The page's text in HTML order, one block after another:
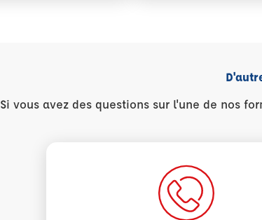
Si vous avez des questions sur l'une de nos